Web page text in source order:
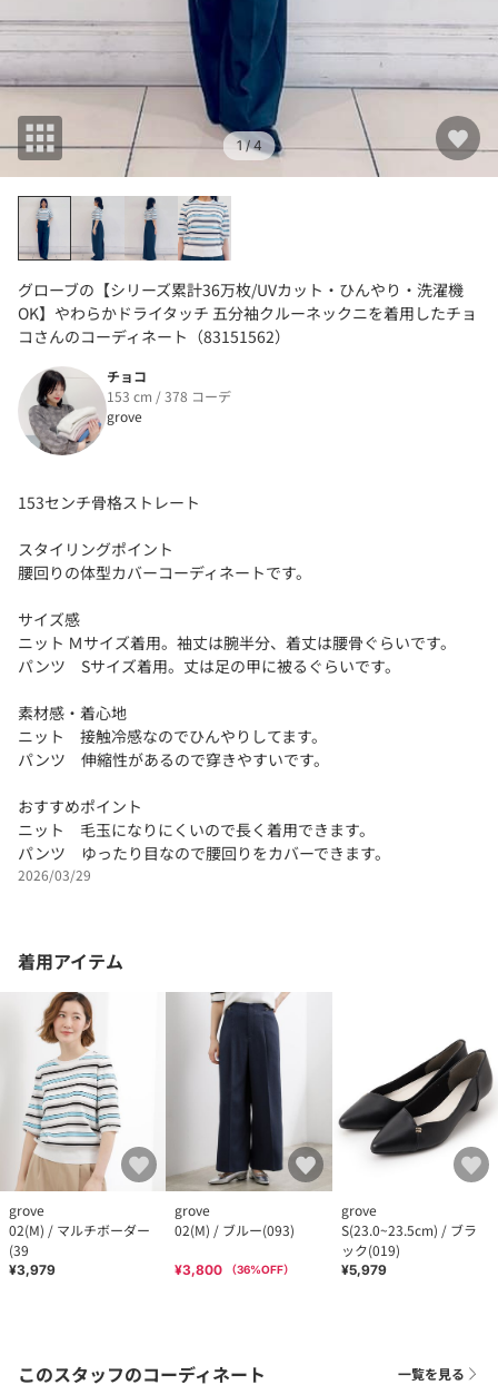
1/ 4
グローブの【シリーズ累計36万枚/UVカット・ひんやり・洗濯機
OK】やわらかドライタッチ 五分袖クルーネックニを着用したチョ
コさんのコーディネート（83151562）
チョコ
153 cm / 378 コーデ
grove
153センチ骨格ストレート
スタイリングポイント
腰回りの体型カバーコーディネートです。
サイズ感
ニット Ｍサイズ着用。袖丈は腕半分、着丈は腰骨ぐらいです。
パンツ Sサイズ着用。丈は足の甲に被るぐらいです。
素材感・着心地
ニット 接触冷感なのでひんやりしてます。
パンツ 伸縮性があるので穿きやすいです。
おすすめポイント
ニット 毛玉になりにくいので長く着用できます。
パンツ ゆったり目なので腰回りをカバーできます。
2026/03/29
着用アイテム
grove
02(M) / マルチボーダー
(39
¥3,979
grove
02(M) / ブルー(093)
¥3,800 （36%OFF）
grove
S(23.0~23.5cm) / ブラ
ック(019)
¥5,979
このスタッフのコーディネート 一覧を見る